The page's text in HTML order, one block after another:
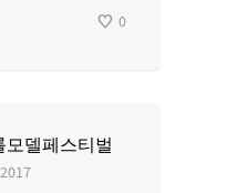
0
델페스티벌